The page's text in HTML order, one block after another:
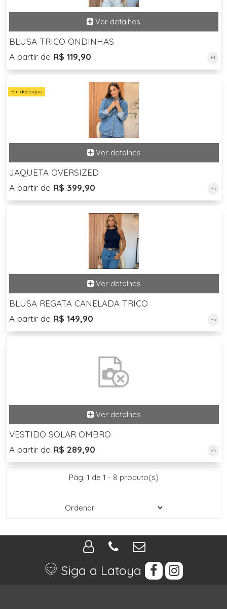
BLUSA TRICO ONDINHAS
A partir de R$ 119,90 +4
Em destaque
JAQUETA OVERSIZED
A partir de R$ 399,90 +5
BLUSA REGATA CANELADA TRICO
A partir de R$ 149,90 +5
VESTIDO SOLAR OMBRO
A partir de R$ 289,90 +5
Pág. 1 de 1 - 8 produto(s)
Siga a Latoya